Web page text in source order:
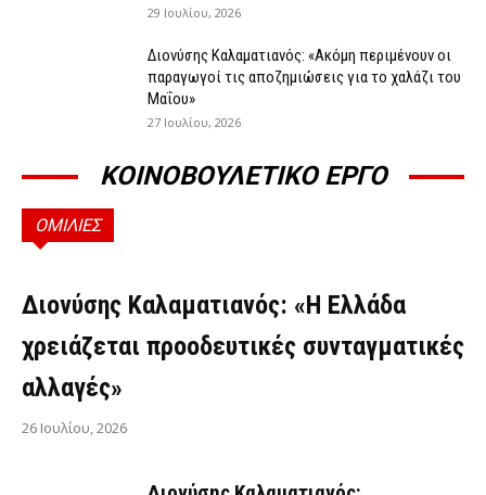
29 Ιουλίου, 2026
Διονύσης Καλαματιανός: «Ακόμη περιμένουν οι
παραγωγοί τις αποζημιώσεις για το χαλάζι του
Μαΐου»
27 Ιουλίου, 2026
ΚΟΙΝΟΒΟΥΛΕΤΙΚΟ ΕΡΓΟ
ΟΜΙΛΙΕΣ
ΟΜΙΛΊΕΣ
Διονύσης Καλαματιανός: «Η Ελλάδα
χρειάζεται προοδευτικές συνταγματικές
αλλαγές»
26 Ιουλίου, 2026